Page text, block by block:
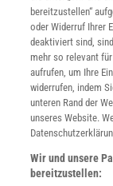
SPONSORED
Anzeige
bereitzustellen“
oder Widerruf Ihrer
deaktiviert sind,
mehr so relevant
aufrufen, um Ihre
widerrufen, indem
unteren Rand der
unseres Website.
Wir und unsere
bereitzustellen: